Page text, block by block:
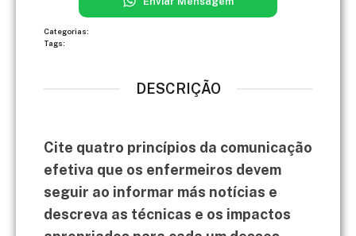
Categorias:
Tags:
DESCRIÇÃO
Cite quatro princípios da comunicação
efetiva que os enfermeiros devem
seguir ao informar más notícias e
descreva as técnicas e os impactos